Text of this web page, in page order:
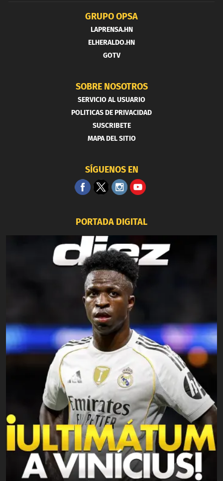
GRUPO OPSA
LAPRENSA.HN
ELHERALDO.HN
GOTV
SOBRE NOSOTROS
SERVICIO AL USUARIO
POLITICAS DE PRIVACIDAD
SUSCRIBETE
MAPA DEL SITIO
SÍGUENOS EN
PORTADA DIGITAL